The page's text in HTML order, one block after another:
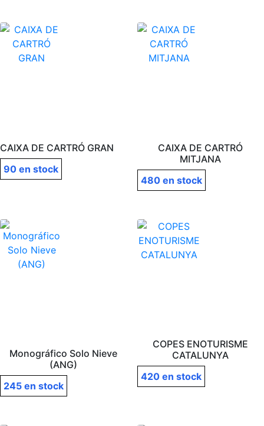
CAIXA DE CARTRÓ GRAN
90 en stock
CAIXA DE CARTRÓ
MITJANA
480 en stock
Monográfico Solo Nieve
(ANG)
245 en stock
COPES ENOTURISME
CATALUNYA
420 en stock